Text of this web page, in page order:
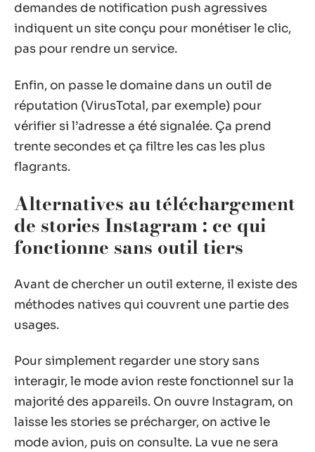
demandes de notification push agressives
indiquent un site conçu pour monétiser le clic,
pas pour rendre un service.
Enfin, on passe le domaine dans un outil de
réputation (VirusTotal, par exemple) pour
vérifier si l’adresse a été signalée. Ça prend
trente secondes et ça filtre les cas les plus
flagrants.
Alternatives au téléchargement
de stories Instagram : ce qui
fonctionne sans outil tiers
Avant de chercher un outil externe, il existe des
méthodes natives qui couvrent une partie des
usages.
Pour simplement regarder une story sans
interagir, le mode avion reste fonctionnel sur la
majorité des appareils. On ouvre Instagram, on
laisse les stories se précharger, on active le
mode avion, puis on consulte. La vue ne sera